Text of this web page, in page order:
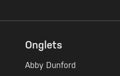
Onglets
Abby Dunford